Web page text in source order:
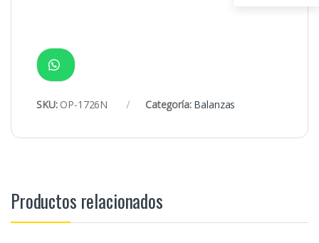
SKU: OP-1726N Categoría: Balanzas
Productos relacionados